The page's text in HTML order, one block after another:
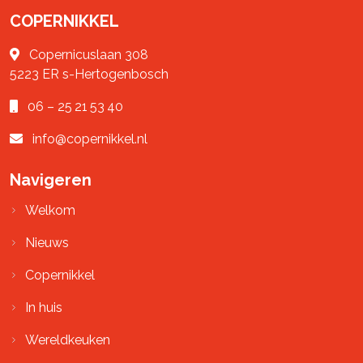
COPERNIKKEL
Copernicuslaan 308
5223 ER s-Hertogenbosch
06 – 25 21 53 40
info@copernikkel.nl
Navigeren
Welkom
Nieuws
Copernikkel
In huis
Wereldkeuken